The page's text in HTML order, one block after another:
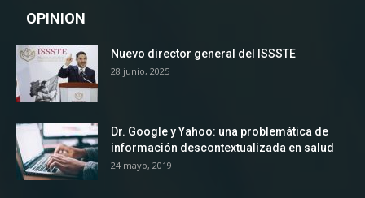
OPINION
Nuevo director general del ISSSTE
28 junio, 2025
Dr. Google y Yahoo: una problemática de
información descontextualizada en salud
24 mayo, 2019